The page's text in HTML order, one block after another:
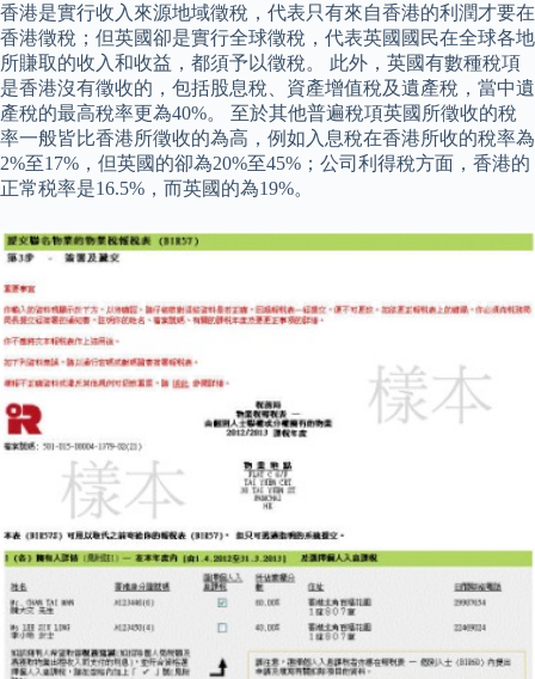
香港是實行收入來源地域徵稅，代表只有來自香港的利潤才要在
香港徵稅；但英國卻是實行全球徵稅，代表英國國民在全球各地
所賺取的收入和收益，都須予以徵稅。 此外，英國有數種稅項
是香港沒有徵收的，包括股息稅、資產增值稅及遺產稅，當中遺
產稅的最高稅率更為40%。 至於其他普遍稅項英國所徵收的稅
率一般皆比香港所徵收的為高，例如入息稅在香港所收的稅率為
2%至17%，但英國的卻為20%至45%；公司利得稅方面，香港的
正常税率是16.5%，而英國的為19%。